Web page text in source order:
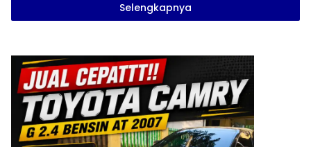
Selengkapnya